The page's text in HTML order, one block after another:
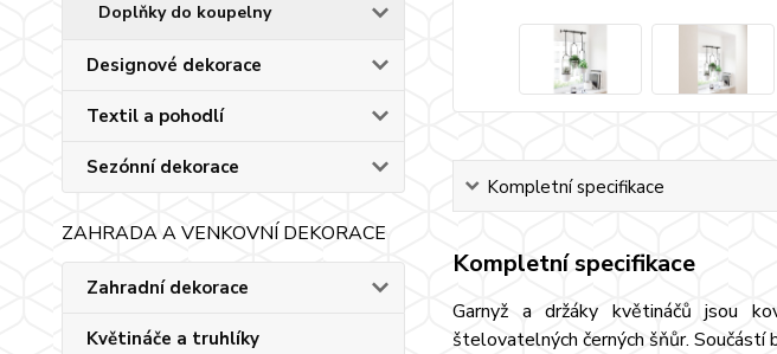
Doplňky do koupelny
Designové dekorace
Textil a pohodlí
Sezónní dekorace
ZAHRADA A VENKOVNÍ DEKORACE
Zahradní dekorace
Květináče a truhlíky
Kompletní specifikace
Kompletní specifikace
Garnyž a držáky květináčů jsou
štelovatelných černých šňůr. Součástí